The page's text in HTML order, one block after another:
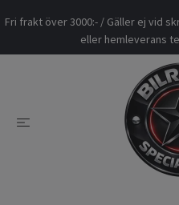
Fri frakt över 3000:- / Gäller ej vid
eller hemleverans